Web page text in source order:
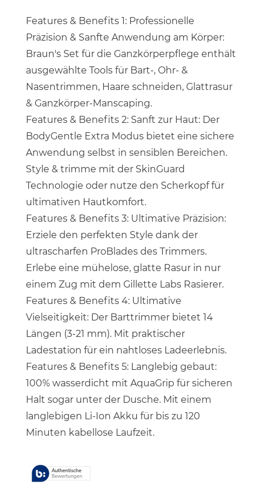
Features & Benefits 1: Professionelle
Präzision & Sanfte Anwendung am Körper:
Braun's Set für die Ganzkörperpflege enthält
ausgewählte Tools für Bart-, Ohr- &
Nasentrimmen, Haare schneiden, Glattrasur
& Ganzkörper-Manscaping.
Features & Benefits 2: Sanft zur Haut: Der
BodyGentle Extra Modus bietet eine sichere
Anwendung selbst in sensiblen Bereichen.
Style & trimme mit der SkinGuard
Technologie oder nutze den Scherkopf für
ultimativen Hautkomfort.
Features & Benefits 3: Ultimative Präzision:
Erziele den perfekten Style dank der
ultrascharfen ProBlades des Trimmers.
Erlebe eine mühelose, glatte Rasur in nur
einem Zug mit dem Gillette Labs Rasierer.
Features & Benefits 4: Ultimative
Vielseitigkeit: Der Barttrimmer bietet 14
Längen (3-21 mm). Mit praktischer
Ladestation für ein nahtloses Ladeerlebnis.
Features & Benefits 5: Langlebig gebaut:
100% wasserdicht mit AquaGrip für sicheren
Halt sogar unter der Dusche. Mit einem
langlebigen Li-Ion Akku für bis zu 120
Minuten kabellose Laufzeit.